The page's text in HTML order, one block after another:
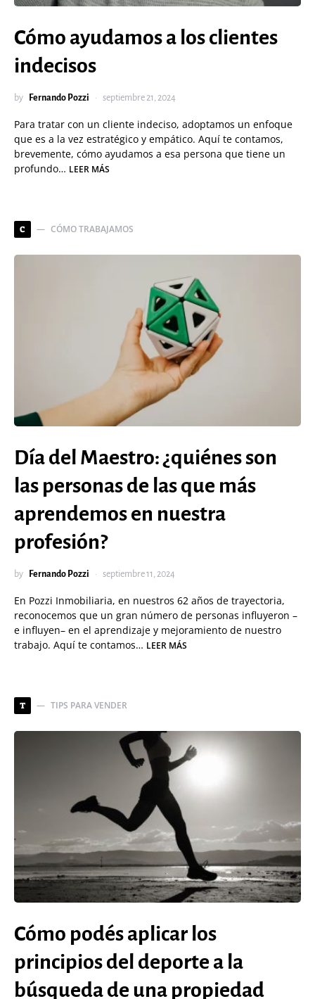
Cómo ayudamos a los clientes
indecisos
by Fernando Pozzi septiembre 21, 2024
Para tratar con un cliente indeciso, adoptamos un enfoque
que es a la vez estratégico y empático. Aquí te contamos,
brevemente, cómo ayudamos a esa persona que tiene un
profundo… LEER MÁS
C CÓMO TRABAJAMOS
Día del Maestro: ¿quiénes son
las personas de las que más
aprendemos en nuestra
profesión?
by Fernando Pozzi septiembre 11, 2024
En Pozzi Inmobiliaria, en nuestros 62 años de trayectoria,
reconocemos que un gran número de personas influyeron –
e influyen– en el aprendizaje y mejoramiento de nuestro
trabajo. Aquí te contamos… LEER MÁS
T TIPS PARA VENDER
Cómo podés aplicar los
principios del deporte a la
búsqueda de una propiedad